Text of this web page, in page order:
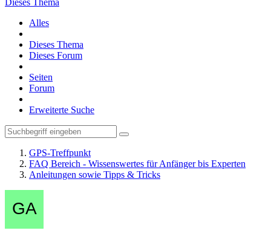
Dieses Thema
Alles
Dieses Thema
Dieses Forum
Seiten
Forum
Erweiterte Suche
GPS-Treffpunkt
FAQ Bereich - Wissenswertes für Anfänger bis Experten
Anleitungen sowie Tipps & Tricks